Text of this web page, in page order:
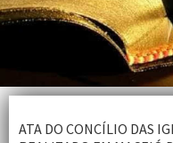
ATA DO CONCÍLIO DAS